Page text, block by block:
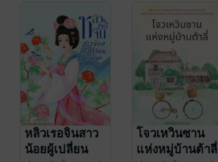
หลิวเรอจินสาว
น้อยผู้เปลี่ยน
โจวเหวินซาน
แห่งหมู่บ้านต้าลี่